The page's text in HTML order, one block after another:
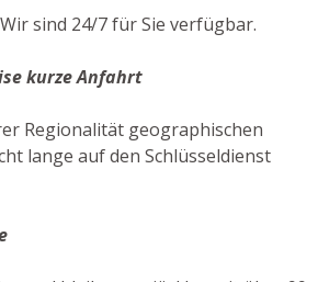
sind 24/7 für Sie verfügbar.
kurze Anfahrt
Regionalität geographischen
lange auf den Schlüsseldienst